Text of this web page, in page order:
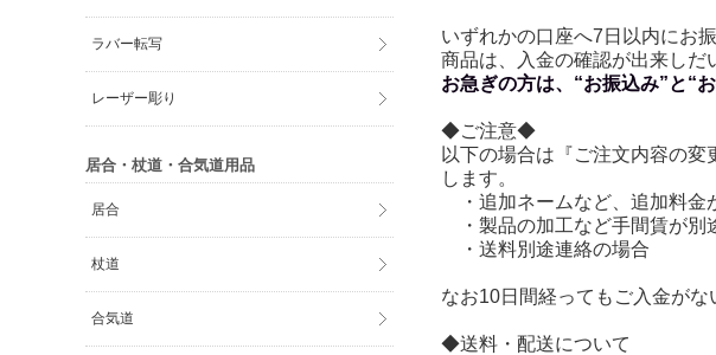
いずれかの口座へ7日以内にお
商品は、入金の確認が出来しだ
お急ぎの方は、“お振込み”と“
◆ご注意◆
以下の場合は『ご注文内容の
します。
・追加ネームなど、追加料金
・製品の加工など手間賃が別
・送料別途連絡の場合
なお10日間経ってもご入金がな
◆送料・配送について
ラバー転写
レーザー彫り
居合・杖道・合気道用品
居合
杖道
合気道